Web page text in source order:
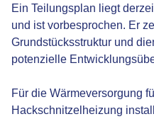
Ein Teilungsplan liegt
und ist vorbesprochen. Er
Grundstücksstruktur und
potenzielle
Für die Wärmeversorgung
Hackschnitzelheizung